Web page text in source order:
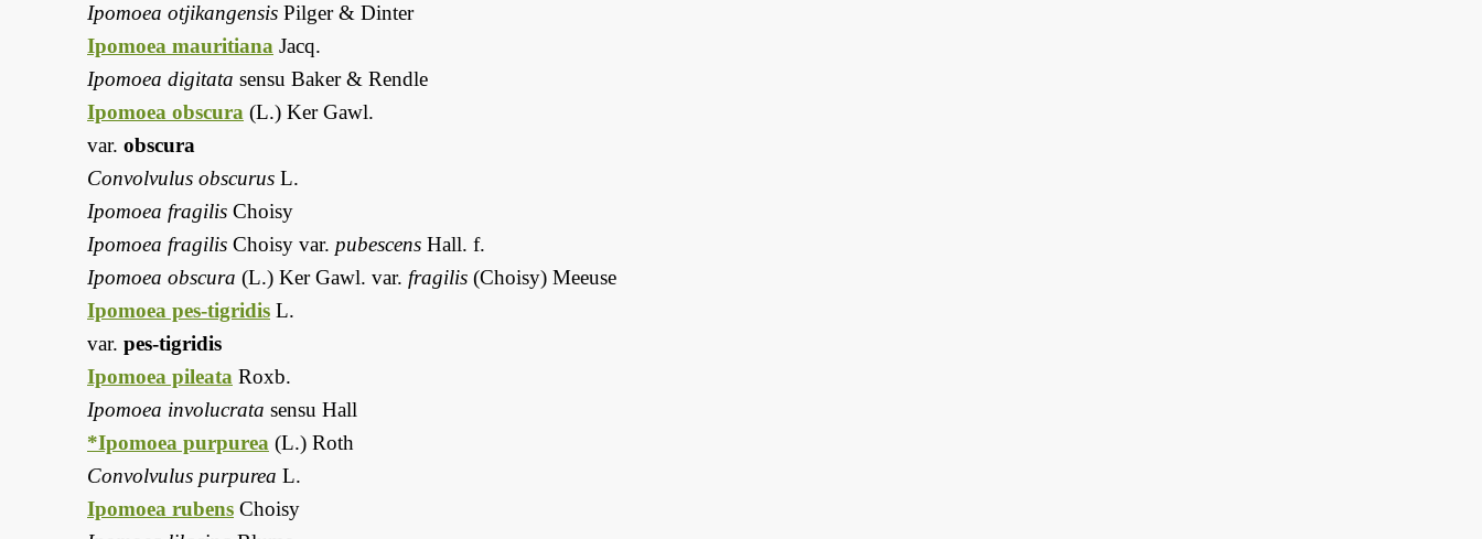
Ipomoea otjikangensis Pilger & Dinter
Ipomoea mauritiana Jacq.
Ipomoea digitata sensu Baker & Rendle
Ipomoea obscura (L.) Ker Gawl.
var. obscura
Convolvulus obscurus L.
Ipomoea fragilis Choisy
Ipomoea fragilis Choisy var. pubescens Hall. f.
Ipomoea obscura (L.) Ker Gawl. var. fragilis (Choisy) Meeuse
Ipomoea pes-tigridis L.
var. pes-tigridis
Ipomoea pileata Roxb.
Ipomoea involucrata sensu Hall
*Ipomoea purpurea (L.) Roth
Convolvulus purpurea L.
Ipomoea rubens Choisy